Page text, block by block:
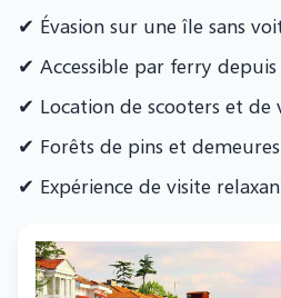
✔ Évasion sur une île sans
✔ Accessible par ferry
✔ Location de scooters et de
✔ Forêts de pins et
✔ Expérience de visite